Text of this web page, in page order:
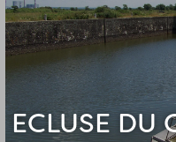
ECLUSE DU